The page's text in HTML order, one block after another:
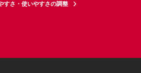
すさ・使いやすさの調整